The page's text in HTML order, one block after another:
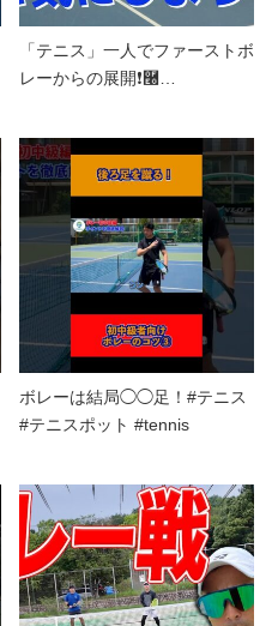
「テニス」一人でファーストボ
レーからの展開❗࿠…
ボレーは結局◯◯足！#テニス
#テニスポット #tennis